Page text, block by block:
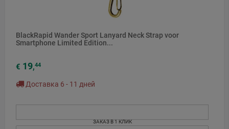
BlackRapid Wander Sport Lanyard Neck Strap voor
Smartphone Limited Edition...
€ 19,44
Доставка 6 - 11 дней
ЗАКАЗ В 1 КЛИК